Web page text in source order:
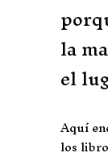
la
el
Aquí
los